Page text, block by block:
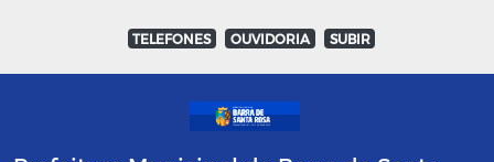
TELEFONES OUVIDORIA SUBIR